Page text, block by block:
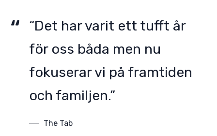
“Det har varit ett tufft år
för oss båda men nu
fokuserar vi på framtiden
och familjen.”
The Tab